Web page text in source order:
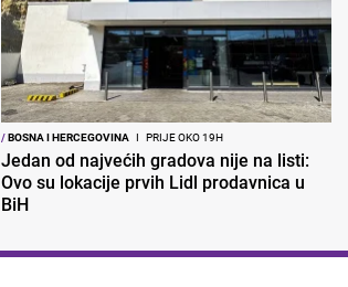
/BOSNA I HERCEGOVINA I PRIJE OKO 19H
Jedan od najvećih gradova nije na listi:
Ovo su lokacije prvih Lidl prodavnica u
BiH